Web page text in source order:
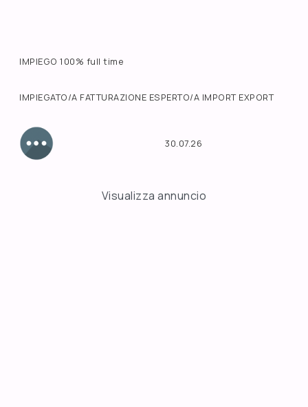
IMPIEGO 100% full time
IMPIEGATO/A FATTURAZIONE ESPERTO/A IMPORT EXPORT
30.07.26
Visualizza annuncio